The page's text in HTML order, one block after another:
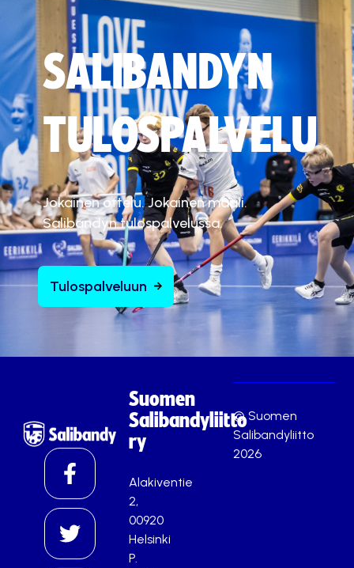
SALIBANDYN
TULOSPALVELU
Jokainen ottelu. Jokainen maali.
Salibandyn tulospalvelussa.
Tulospalveluun
Suomen
Salibandyliitto
ry
Alakiventie
2,
00920
Helsinki
P.
© Suomen
Salibandyliitto
2026